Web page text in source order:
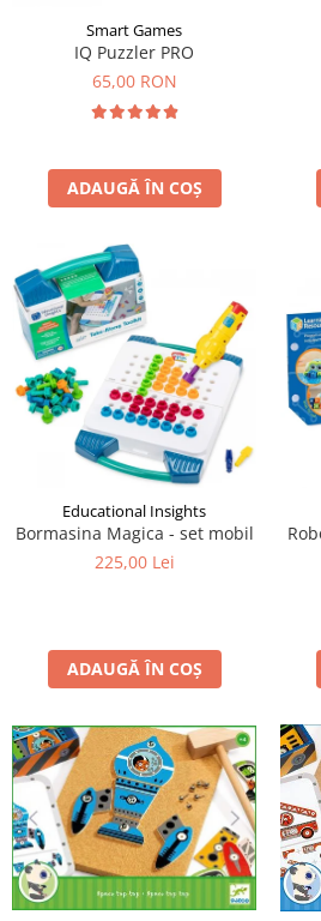
Smart Games
IQ Puzzler PRO
65,00 RON
ADAUGĂ ÎN COȘ
Educational Insights
Bormasina Magica - set mobil
225,00 Lei
ADAUGĂ ÎN COȘ